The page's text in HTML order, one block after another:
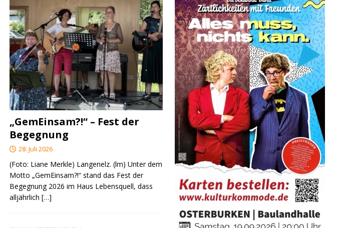
„GemEinsam?!“ – Fest der
Begegnung
28. Juli 2026
(Foto: Liane Merkle) Langenelz. (lm) Unter dem
Motto „GemEinsam?!“ stand das Fest der
Begegnung 2026 im Haus Lebensquell, dass
alljährlich[…]